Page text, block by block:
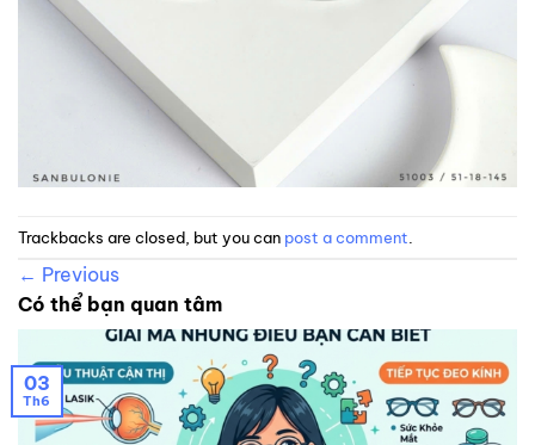
Trackbacks are closed, but you can post a comment
← Previous
Có thể bạn quan tâm
03
Th6